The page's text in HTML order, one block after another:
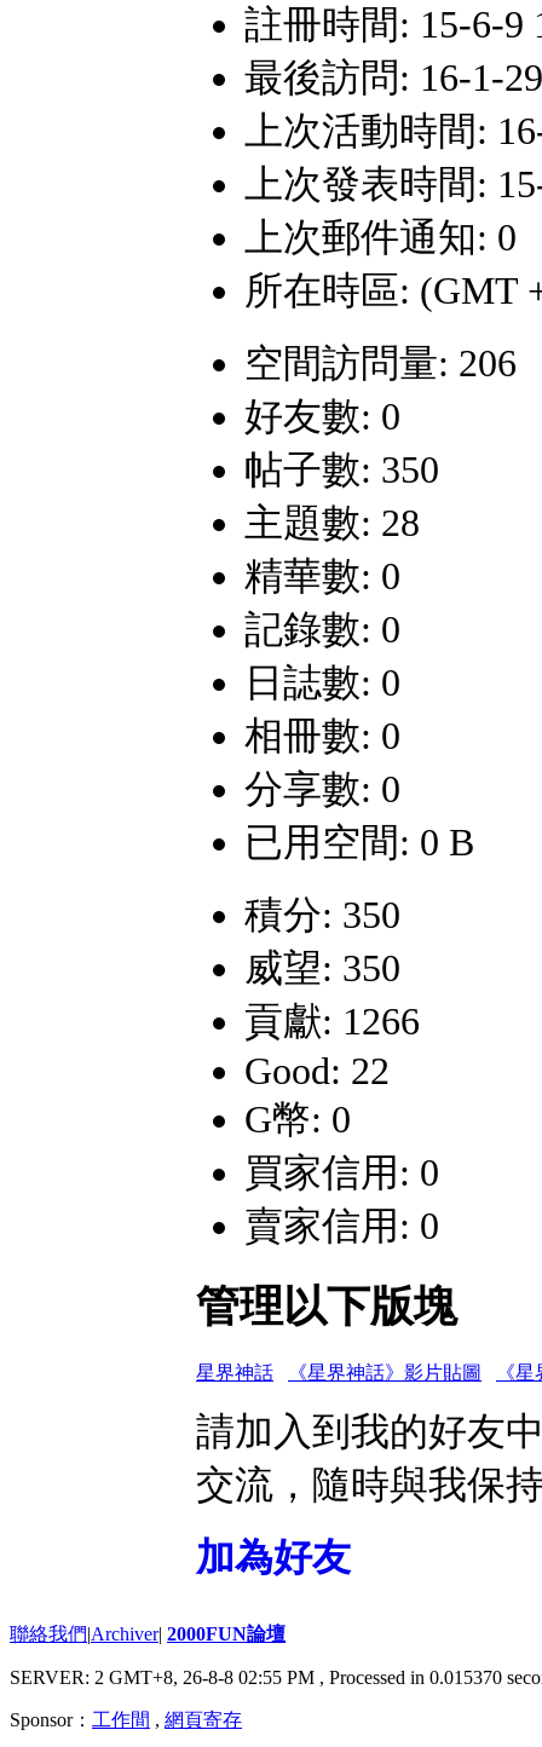
註冊時間: 15-6-9
最後訪問: 16-1-
上次活動時間:
上次發表時間:
上次郵件通知: 0
所在時區: (GMT
空間訪問量: 206
好友數: 0
帖子數: 350
主題數: 28
精華數: 0
記錄數: 0
日誌數: 0
相冊數: 0
分享數: 0
已用空間: 0 B
積分: 350
威望: 350
貢獻: 1266
Good: 22
G幣: 0
買家信用: 0
賣家信用: 0
管理以下版塊
星界神話 《星界神話》影片貼圖 《
請加入到我的好友
交流，隨時與我保
加為好友
聯絡我們|Archiver| 2000FUN論壇
SERVER: 2 GMT+8, 26-8-8 02:55 PM , Processed in 0.015370
Sponsor： 工作間 , 網頁寄存